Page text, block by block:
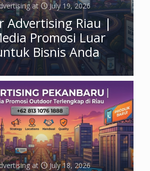
at July 19, 2026
Advertising Riau |
Promosi Luar
Bisnis Anda
at July 18, 2026